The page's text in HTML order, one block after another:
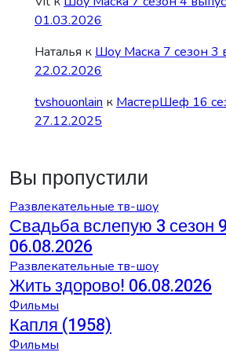
01.03.2026
Наталья к Шоу Маска 7 сезон 3
22.02.2026
tvshouonlain к МастерШеф 16
27.12.2025
Вы пропустили
Развлекательные тв-шоу
Свадьба вслепую 3 сезон
06.08.2026
Развлекательные тв-шоу
Жить здорово! 06.08.2026
Фильмы
Капля (1958)
Фильмы